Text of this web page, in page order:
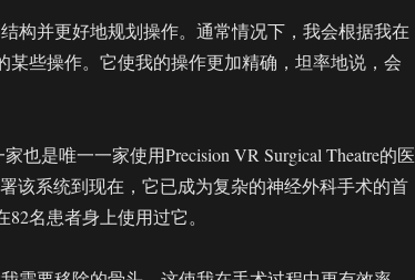
构并更好地规划操作。通常情况下，我会根据我在
某些操作。它使我的操作更加精确，坦率地说，会
也是唯一一家使用Precision VR Surgical Theatre的医
该系统到现在，它已成为复杂的神经外科手术的首
名患者身上使用过它。